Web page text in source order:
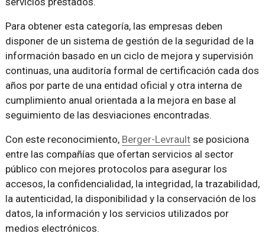
Para obtener esta categoría, las empresas deben
disponer de un sistema de gestión de la seguridad de la
información basado en un ciclo de mejora y supervisión
continuas, una auditoría formal de certificación cada dos
años por parte de una entidad oficial y otra interna de
cumplimiento anual orientada a la mejora en base al
seguimiento de las desviaciones encontradas.
Con este reconocimiento, Berger-Levraultse posiciona
entre las compañías que ofertan servicios al sector
público con mejores protocolos para asegurar los
accesos, la confidencialidad, la integridad, la trazabilidad,
la autenticidad, la disponibilidad y la conservación de los
datos, la información y los servicios utilizados por
medios electrónicos.